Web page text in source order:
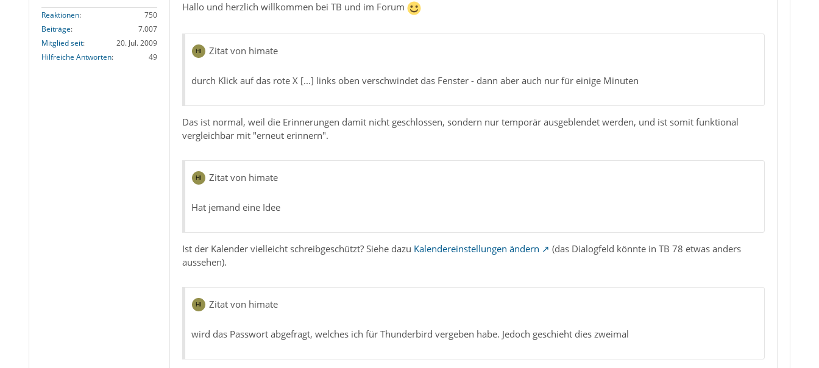
Reaktionen
750
Beiträge
7.007
Mitglied seit
20. Jul. 2009
Hilfreiche Antworten
49
Hallo und herzlich willkommen bei TB und im Forum
Zitat von himate
durch Klick auf das rote X [...] links oben verschwindet das Fenster - dann aber auch nur für einige Minuten
Das ist normal, weil die Erinnerungen damit nicht geschlossen, sondern nur temporär ausgeblendet werden, und ist somit funktional
vergleichbar mit "erneut erinnern".
Zitat von himate
Hat jemand eine Idee
Ist der Kalender vielleicht schreibgeschützt? Siehe dazu Kalendereinstellungen ändern
(das Dialogfeld könnte in TB 78 etwas anders
aussehen).
Zitat von himate
wird das Passwort abgefragt, welches ich für Thunderbird vergeben habe. Jedoch geschieht dies zweimal